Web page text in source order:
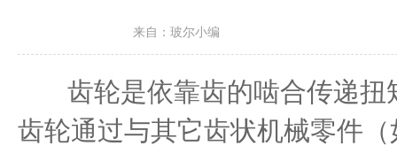
来自：玻尔小编
齿轮是依靠齿的啮合传递扭
齿轮通过与其它齿状机械零件